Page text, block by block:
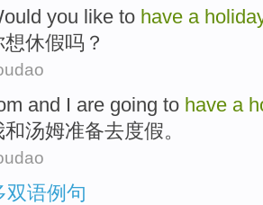
you like to have a
想休假吗？
and I are going to have a
和汤姆准备去度假。
双语例句